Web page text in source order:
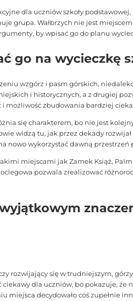
dla uczniów szkoły
grupa. Wałbrzych nie jest
by wpisać go do planu
go na wycieczkę
wzgórz i pasm górskich,
i historycznych, a z drugiej
możliwość zbudowania bardziej
się charakterem, bo nie jest
widzą tu, jak przez dekady rozwijał
nowo wykorzystać dawną przestrzeń
miejscami jak Zamek Książ,
pozwala zrealizować
rozwijający się w trudniejszym,
dla uczniów, bo pokazuje, że
miejsca decydowało coś zupełnie